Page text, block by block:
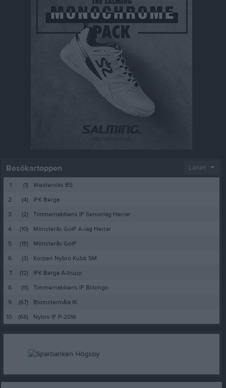
Besökartoppen Länet
1. (1)
Westerviks BS
2.
(4)
IFK Berga
3.
(2)
Timmernabbens IF Seniorlag Herrar
4.
(10)
Mönsterås GoIF A-lag Herrar
5.
(18)
Mönsterås GoIF
6.
(3)
Korpen Nybro Kubb SM
7.
(12)
IFK Berga A-trupp
8.
(11)
Timmernabbens IF Bilbingo
9.
(67)
Blomstermåla IK
10.
(68) Nybro IF P-2016